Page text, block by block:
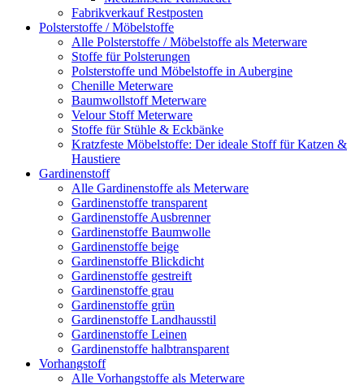
Fabrikverkauf Restposten
Polsterstoffe / Möbelstoffe
Alle Polsterstoffe / Möbelstoffe als Meterware
Stoffe für Polsterungen
Polsterstoffe und Möbelstoffe in Aubergine
Chenille Meterware
Baumwollstoff Meterware
Velour Stoff Meterware
Stoffe für Stühle & Eckbänke
Kratzfeste Möbelstoffe: Der ideale Stoff für Katzen &
Haustiere
Gardinenstoff
Alle Gardinenstoffe als Meterware
Gardinenstoffe transparent
Gardinenstoffe Ausbrenner
Gardinenstoffe Baumwolle
Gardinenstoffe beige
Gardinenstoffe Blickdicht
Gardinenstoffe gestreift
Gardinenstoffe grau
Gardinenstoffe grün
Gardinenstoffe Landhausstil
Gardinenstoffe Leinen
Gardinenstoffe halbtransparent
Vorhangstoff
Alle Vorhangstoffe als Meterware